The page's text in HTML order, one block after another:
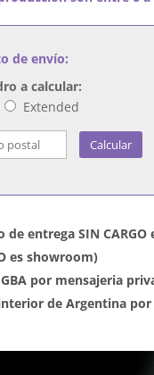
de envío:
a calcular:
Extended
Calcular
entrega SIN CARGO
es showroom)
GBA por mensajeria
de Argentina